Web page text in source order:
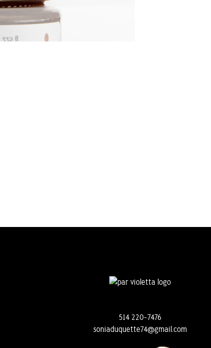
514 220-7476
soniaduquette74@gmail.com